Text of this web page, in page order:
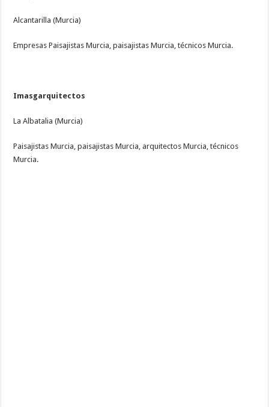
Alcantarilla (Murcia)
Empresas Paisajistas Murcia, paisajistas Murcia, técnicos Murcia.
Imasgarquitectos
La Albatalia (Murcia)
Paisajistas Murcia, paisajistas Murcia, arquitectos Murcia, técnicos
Murcia.